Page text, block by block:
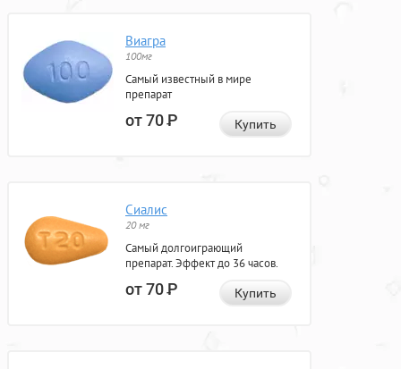
Виагра
100мг
Самый известный в мире
препарат
от 70Р Купить
Сиалис
20 мг
Самый долгоиграющий
препарат. Эффект до 36 часов.
от 70Р Купить